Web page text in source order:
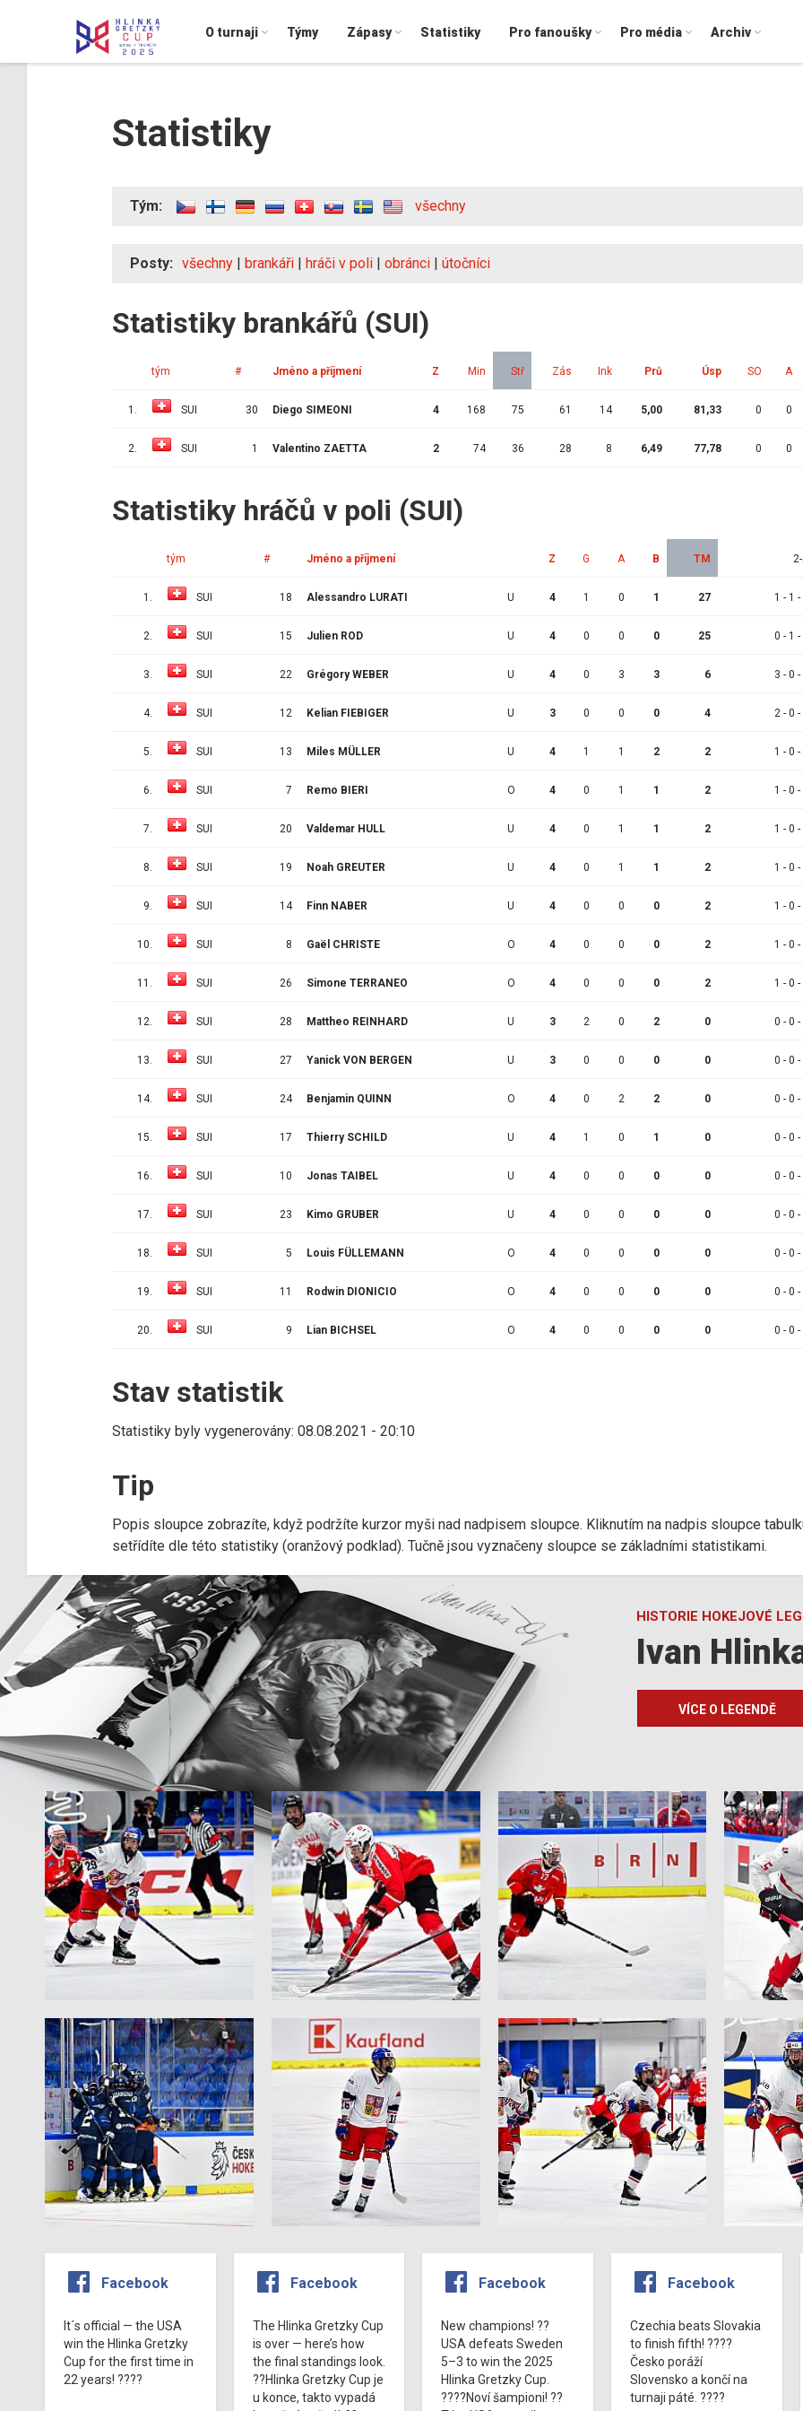
O turnaji Týmy Zápasy Statistiky Pro fanoušky Pro média Archiv
Statistiky
Tým: všechny
Posty: všechny | brankáři | hráči v poli | obránci | útočníci
Statistiky brankářů (SUI)
tým # Jméno a příjmení Z Min Stř Zás Ink Prů Úsp SO A
1. SUI 30 Diego SIMEONI 4 168 75 61 14 5,00 81,33 0 0
2. SUI 1 Valentino ZAETTA 2 74 36 28 8 6,49 77,78 0 0
Statistiky hráčů v poli (SUI)
tým # Jméno a příjmení Z G A B TM
1. SUI 18 Alessandro LURATI U 4 1 0 1 27 1 - 1 -
2. SUI 15 Julien ROD U 4 0 0 0 25 0 - 1 -
3. SUI 22 Grégory WEBER U 4 0 3 3 6 3 - 0 -
4. SUI 12 Kelian FIEBIGER U 3 0 0 0 4 2 - 0 -
5. SUI 13 Miles MÜLLER U 4 1 1 2 2 1 - 0 -
6. SUI 7 Remo BIERI O 4 0 1 1 2 1 - 0 -
7. SUI 20 Valdemar HULL U 4 0 1 1 2 1 - 0 -
8. SUI 19 Noah GREUTER U 4 0 1 1 2 1 - 0 -
9. SUI 14 Finn NABER U 4 0 0 0 2 1 - 0 -
10. SUI 8 Gaël CHRISTE O 4 0 0 0 2 1 - 0 -
11. SUI 26 Simone TERRANEO O 4 0 0 0 2 1 - 0 -
12. SUI 28 Mattheo REINHARD U 3 2 0 2 0 0 - 0 -
13. SUI 27 Yanick VON BERGEN U 3 0 0 0 0 0 - 0 -
14. SUI 24 Benjamin QUINN O 4 0 2 2 0 0 - 0 -
15. SUI 17 Thierry SCHILD U 4 1 0 1 0 0 - 0 -
16. SUI 10 Jonas TAIBEL U 4 0 0 0 0 0 - 0 -
17. SUI 23 Kimo GRUBER U 4 0 0 0 0 0 - 0 -
18. SUI 5 Louis FÜLLEMANN O 4 0 0 0 0 0 - 0 -
19. SUI 11 Rodwin DIONICIO O 4 0 0 0 0 0 - 0 -
20. SUI 9 Lian BICHSEL O 4 0 0 0 0 0 - 0 -
Stav statistik
Statistiky byly vygenerovány: 08.08.2021 - 20:10
Tip
Popis sloupce zobrazíte, když podržíte kurzor myši nad nadpisem sloupce. Kliknutím na nadpis sloupce
setřídíte dle této statistiky (oranžový podklad). Tučně jsou vyznačeny sloupce se základními statistikami.
HISTORIE HOKEJOVÉ
Ivan
VÍCE O LEGENDĚ
Facebook
It´s official — the USA
win the Hlinka Gretzky
Cup for the first time in
22 years! ????
Facebook
The Hlinka Gretzky Cup
is over — here’s how
the final standings look.
??Hlinka Gretzky Cup je
u konce, takto vypadá
Facebook
New champions! ??
USA defeats Sweden
5–3 to win the 2025
Hlinka Gretzky Cup.
????Noví šampioni! ??
Facebook
Czechia beats Slovakia
to finish fifth! ????
Česko poráží
Slovensko a končí na
turnaji páté. ????